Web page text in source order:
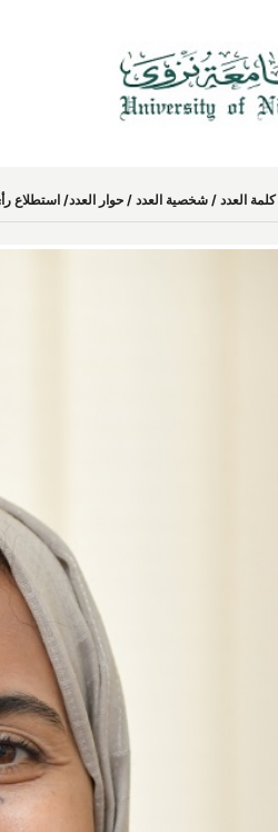
كلمة العدد / شخصية العدد / حوار العدد/